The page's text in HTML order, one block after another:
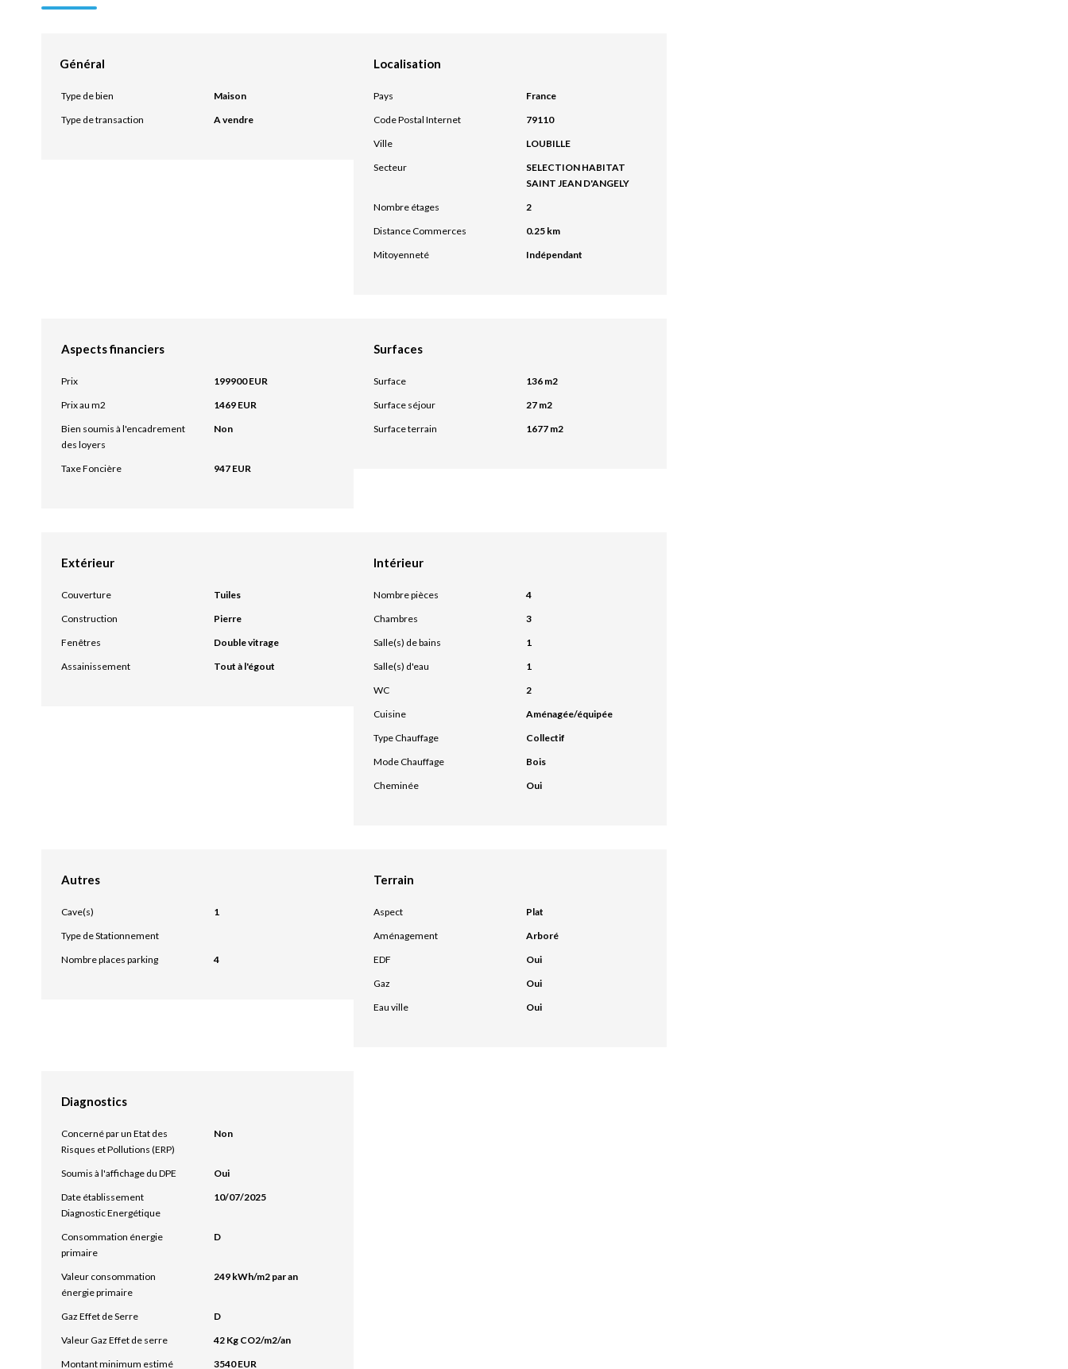
Général
Type de bien
Maison
Type de transaction
A vendre
Localisation
Pays
France
Code Postal Internet
79110
Ville
LOUBILLE
Secteur
SELECTION HABITAT
SAINT JEAN D'ANGELY
Nombre étages
2
Distance Commerces
0.25 km
Mitoyenneté
Indépendant
Aspects financiers
Prix
199900 EUR
Prix au m2
1469 EUR
Bien soumis à l'encadrement
des loyers
Non
Taxe Foncière 947 EUR
Surfaces
Surface
136 m2
Surface séjour
27 m2
Surface terrain
1677 m2
Extérieur
Couverture
Tuiles
Construction
Pierre
Fenêtres
Double vitrage
Assainissement
Tout à l'égout
Intérieur
Nombre pièces
4
Chambres
3
Salle(s) de bains
1
Salle(s) d'eau
1
WC
2
Cuisine
Aménagée/équipée
Type Chauffage
Collectif
Mode Chauffage
Bois
Cheminée
Oui
Autres
Cave(s)
1
Type de Stationnement
Nombre places parking
4
Terrain
Aspect
Plat
Aménagement
Arboré
EDF
Oui
Gaz
Oui
Eau ville
Oui
Diagnostics
Concerné par un Etat des
Risques et Pollutions (ERP)
Non
Soumis à l'affichage du DPE
Oui
Date établissement
Diagnostic Energétique
10/07/2025
Consommation énergie
primaire
D
Valeur consommation
énergie primaire
249 kWh/m2 par an
Gaz Effet de Serre
D
Valeur Gaz Effet de serre
42 Kg CO2/m2/an
Montant minimum estimé
3540 EUR